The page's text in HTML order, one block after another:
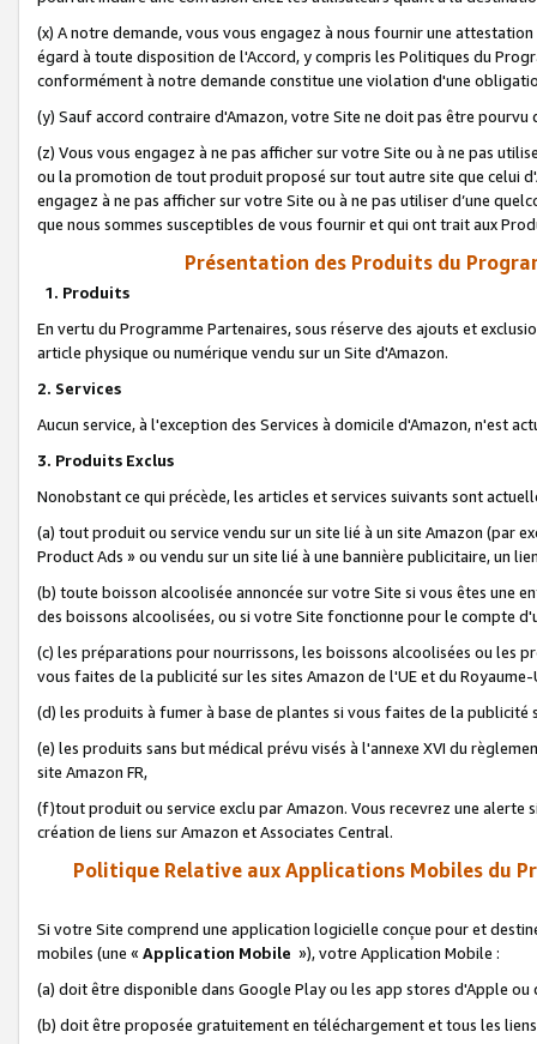
(x) A notre demande, vous vous engagez à nous fournir une
égard à toute disposition de l'Accord, y compris les Politiques du
conformément à notre demande constitue une violation d'une
(y) Sauf accord contraire d'Amazon, votre Site ne doit pas être
(z) Vous vous engagez à ne pas afficher sur votre Site ou à ne pas
ou la promotion de tout produit proposé sur tout autre site que celui
engagez à ne pas afficher sur votre Site ou à ne pas utiliser d’une
que nous sommes susceptibles de vous fournir et qui ont trait aux
Présentation des Produits du
1. Produits
En vertu du Programme Partenaires, sous réserve des ajouts et
article physique ou numérique vendu sur un Site d'Amazon.
2. Services
Aucun service, à l'exception des Services à domicile d'Amazon, n'est
3. Produits Exclus
Nonobstant ce qui précède, les articles et services suivants sont
(a) tout produit ou service vendu sur un site lié à un site Amazon (par
Product Ads » ou vendu sur un site lié à une bannière publicitaire, un
(b) toute boisson alcoolisée annoncée sur votre Site si vous êtes une
des boissons alcoolisées, ou si votre Site fonctionne pour le compte
(c) les préparations pour nourrissons, les boissons alcoolisées ou les
vous faites de la publicité sur les sites Amazon de l'UE et du Royaume-
(d) les produits à fumer à base de plantes si vous faites de la publicité
(e) les produits sans but médical prévu visés à l'annexe XVI du
site Amazon FR,
(f)tout produit ou service exclu par Amazon. Vous recevrez une alerte
création de liens sur Amazon et Associates Central.
Politique Relative aux Applications Mobiles du
Si votre Site comprend une application logicielle conçue pour et
mobiles (une « Application Mobile »), votre Application Mobile :
(a) doit être disponible dans Google Play ou les app stores d'Apple ou
(b) doit être proposée gratuitement en téléchargement et tous les